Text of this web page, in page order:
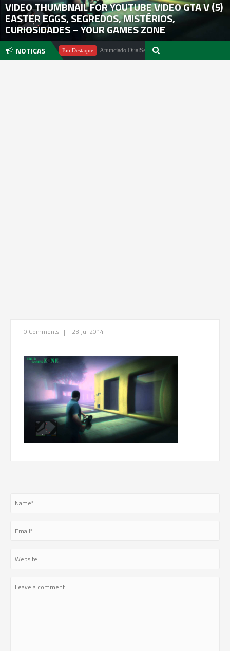
VIDEO THUMBNAIL FOR YOUTUBE VIDEO GTA V (5)
EASTER EGGS, SEGREDOS, MISTÉRIOS,
CURIOSIDADES – YOUR GAMES ZONE
NOTICAS
Pachter Em Destaque Anunciado DualSense The Last of Us Limited Edition
0 Comments | 23 Jul 2014